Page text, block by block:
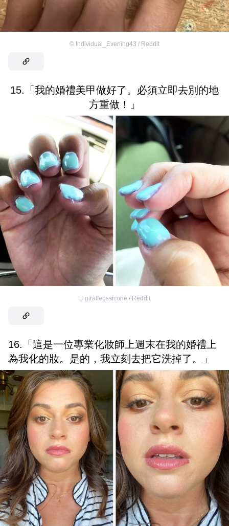
© Individual_Evening43 / Reddit
15.「我的婚禮美甲做好了。必須立即去別的地
方重做！」
© giraffeossicone / Reddit
16.「這是一位專業化妝師上週末在我的婚禮上
為我化的妝。是的，我立刻去把它洗掉了。」